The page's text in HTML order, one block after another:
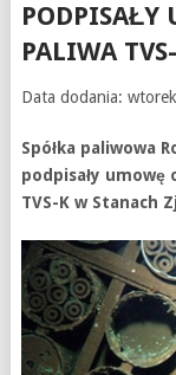
PODPISAŁY
PALIWA
Data dodania:
Spółka paliwowa
podpisały
TVS-K w Stanach